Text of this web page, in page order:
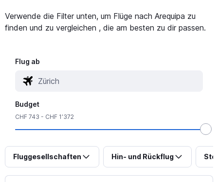
Verwende die Filter unten, um Flüge nach Arequipa zu
finden und zu vergleichen , die am besten zu dir passen.
Flug ab
Budget
CHF 743 - CHF 1’372
Fluggesellschaften Hin- und Rückflug